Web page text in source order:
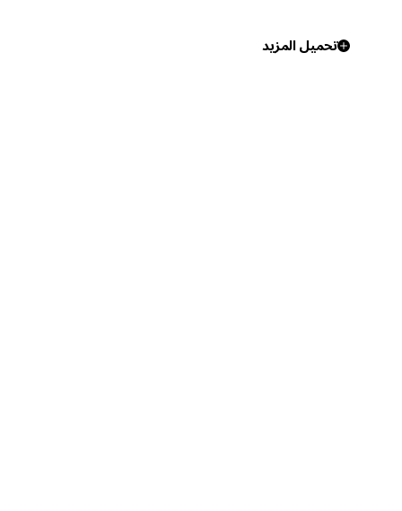
تحميل المزيد